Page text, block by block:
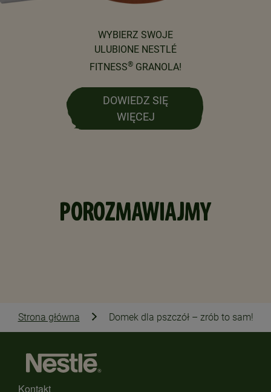
WYBIERZ SWOJE
ULUBIONE NESTLÉ
FITNESS® GRANOLA!
DOWIEDZ SIĘ
WIĘCEJ
POROZMAWIAJMY
Strona główna Domek dla pszczół – zrób to sam!
Kontakt